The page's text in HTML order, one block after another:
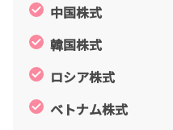
中国株式
韓国株式
ロシア株式
ベトナム株式